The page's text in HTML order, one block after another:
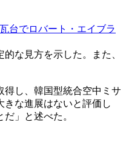
台でロバート・エイブラ
な見方を示した。また、
得し、韓国型統合空中ミサ
な進展はないと評価し
」と述べた。